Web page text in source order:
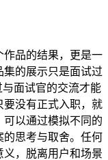
作品的结果，更是一
的展示只是面试过
面试官的交流才能
要没有正式入职，就
以通过模拟不同的
的思考与取舍。任何
，脱离用户和场景